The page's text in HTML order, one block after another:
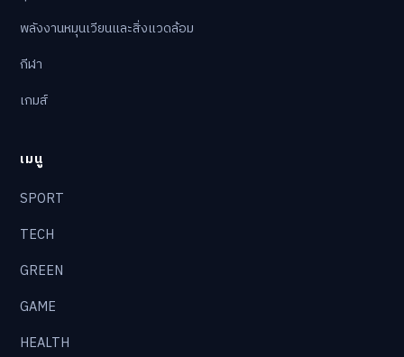
พลังงานหมุนเวียนและสิ่งแวดล้อม
กีฬา
เกมส์
เมนู
SPORT
TECH
GREEN
GAME
HEALTH